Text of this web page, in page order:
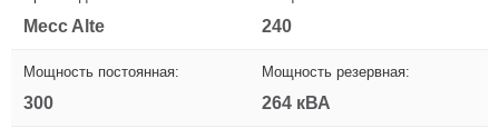
Mecc Alte 240
Мощность постоянная:
300
Мощность резервная:
264 кВА